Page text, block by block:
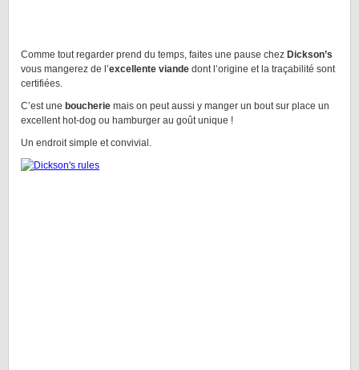
Comme tout regarder prend du temps, faites une pause chez Dickson’s
vous mangerez de l’excellente viande dont l’origine et la traçabilité sont
certifiées.
C’est une boucherie mais on peut aussi y manger un bout sur place un
excellent hot-dog ou hamburger au goût unique !
Un endroit simple et convivial.